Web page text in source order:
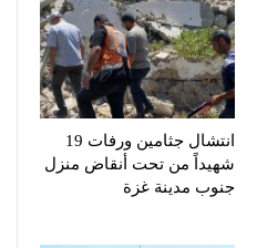
انتشال جثامين ورفات 19
شهيداً من تحت أنقاض منزل
جنوب مدينة غزة